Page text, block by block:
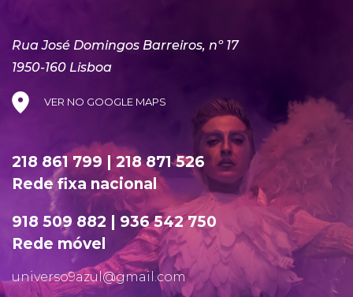
Rua José Domingos Barreiros, nº 17
1950-160 Lisboa
VER NO GOOGLE MAPS
218 861 799 | 218 871 526
Rede fixa nacional
918 509 882 | 936 542 750
Rede móvel
universo9azul@gmail.com